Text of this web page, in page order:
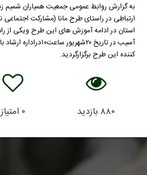
به گزارش روابط عمومی جمعیت همیاران شمیم
ارتباطی در راستای طرح مانا (مشارکت
استان در ادامه آموزش های این طرح ویکی از
آسیب در تاریخ
کننده این طرح برگزارگردید.
۸۸۰ بازدید ۰ امتیاز